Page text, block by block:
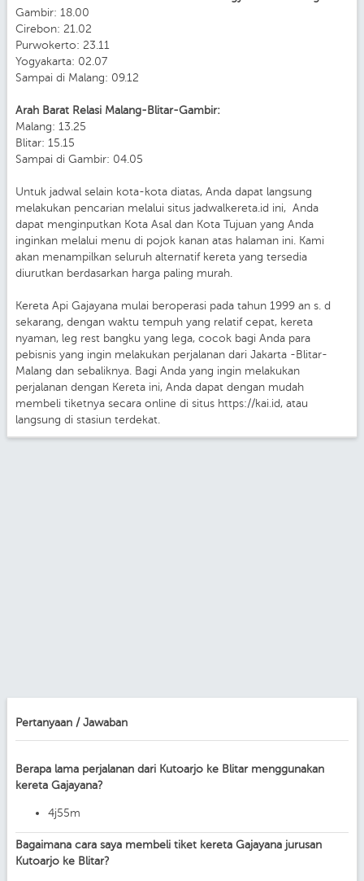
Gambir: 18.00
Cirebon: 21.02
Purwokerto: 23.11
Yogyakarta: 02.07
Sampai di Malang: 09.12
Arah Barat Relasi Malang-Blitar-Gambir:
Malang: 13.25
Blitar: 15.15
Sampai di Gambir: 04.05
Untuk jadwal selain kota-kota diatas, Anda dapat langsung
melakukan pencarian melalui situs jadwalkereta.id ini, Anda
dapat menginputkan Kota Asal dan Kota Tujuan yang Anda
inginkan melalui menu di pojok kanan atas halaman ini. Kami
akan menampilkan seluruh alternatif kereta yang tersedia
diurutkan berdasarkan harga paling murah.
Kereta Api Gajayana mulai beroperasi pada tahun 1999 an s. d
sekarang, dengan waktu tempuh yang relatif cepat, kereta
nyaman, leg rest bangku yang lega, cocok bagi Anda para
pebisnis yang ingin melakukan perjalanan dari Jakarta -Blitar-
Malang dan sebaliknya. Bagi Anda yang ingin melakukan
perjalanan dengan Kereta ini, Anda dapat dengan mudah
membeli tiketnya secara online di situs https://kai.id, atau
langsung di stasiun terdekat.
Pertanyaan / Jawaban
Berapa lama perjalanan dari Kutoarjo ke Blitar menggunakan
kereta Gajayana?
4j55m
Bagaimana cara saya membeli tiket kereta Gajayana jurusan
Kutoarjo ke Blitar?